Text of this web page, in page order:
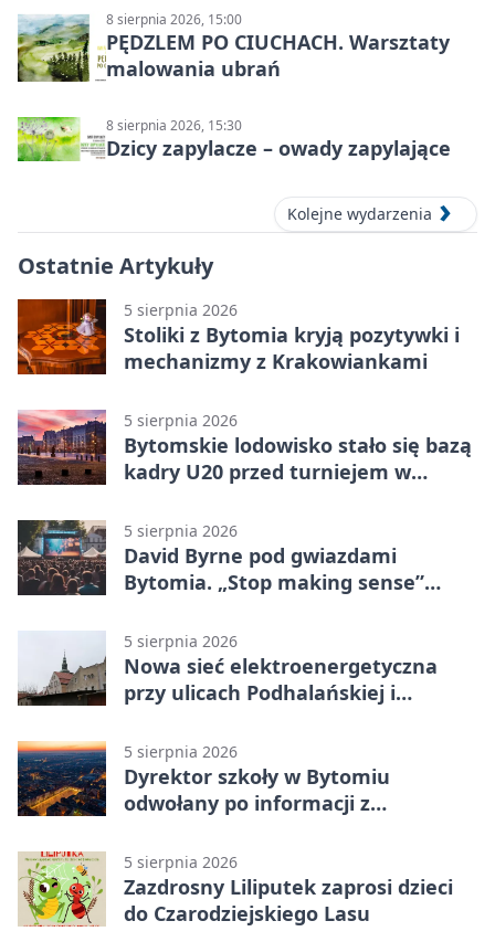
8 sierpnia 2026, 15:00
PĘDZLEM PO CIUCHACH. Warsztaty
malowania ubrań
8 sierpnia 2026, 15:30
Dzicy zapylacze – owady zapylające
Kolejne wydarzenia
Ostatnie Artykuły
5 sierpnia 2026
Stoliki z Bytomia kryją pozytywki i
mechanizmy z Krakowiankami
5 sierpnia 2026
Bytomskie lodowisko stało się bazą
kadry U20 przed turniejem w
5 sierpnia 2026
David Byrne pod gwiazdami
Bytomia. „Stop making sense”
5 sierpnia 2026
Nowa sieć elektroenergetyczna
przy ulicach Podhalańskiej i
5 sierpnia 2026
Dyrektor szkoły w Bytomiu
odwołany po informacji z
5 sierpnia 2026
Zazdrosny Liliputek zaprosi dzieci
do Czarodziejskiego Lasu